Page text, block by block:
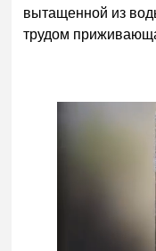
вытащенной из
трудом